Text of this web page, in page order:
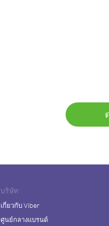
บริษัท
เกี่ยวกับ Viber
ศูนย์กลางแบรนด์